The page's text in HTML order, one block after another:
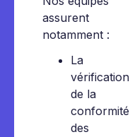
assurent
notamment :
La
vérification
de la
conformité
des